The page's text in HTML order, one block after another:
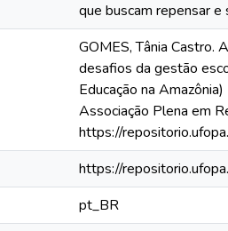
que buscam repensar
GOMES, Tânia Castro.
desafios da gestão
Educação na
Associação Plena em
https://
https://
pt_BR